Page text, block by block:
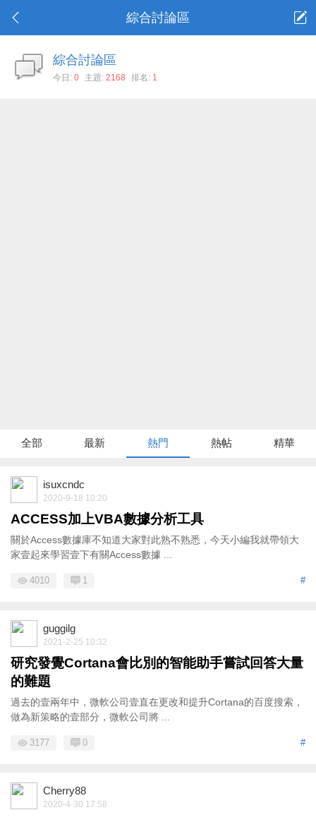
綜合討論區
綜合討論區
今日: 0 主題: 2168 排名: 1
全部 最新 熱門 熱帖 精華
isuxcndc
2020-9-18 10:20
ACCESS加上VBA數據分析工具
關於Access數據庫不知道大家對此熟不熟悉，今天小編我就帶領大
家壹起來學習壹下有關Access數據 ...
#
4010 1
guggilg
2021-2-25 10:32
研究發覺Cortana會比別的智能助手嘗試回答大量
的難題
過去的壹兩年中，微軟公司壹直在更改和提升Cortana的百度搜索，
做為新策略的壹部分，微軟公司將 ...
#
3177 0
Cherry88
2020-4-30 17:58